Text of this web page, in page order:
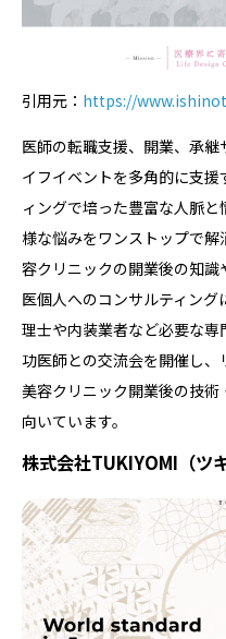
引用元： https://
医師の転職支援、開業、承
イフイベントを多角的に支
ィングで培った豊富な人脈
様な悩みをワンストップで
容クリニックの開業後の知
医個人へのコンサルティン
理士や内装業者など必要な
功医師との交流会を開催し、
美容クリニック開業後の技
向いています。
株式会社TUKIYOMI（ツ